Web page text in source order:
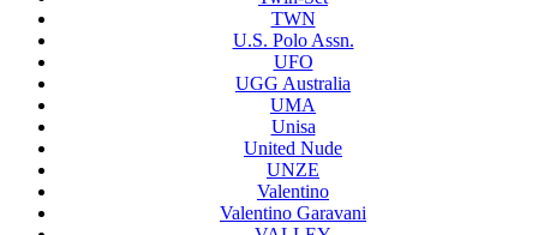
TWN
U.S. Polo Assn.
UFO
UGG Australia
UMA
Unisa
United Nude
UNZE
Valentino
Valentino Garavani